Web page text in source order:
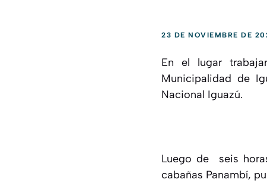
23 DE NOVIEMBRE DE
En el lugar
Municipalidad de
Nacional Iguazú.
Luego de seis
cabañas Panambí,